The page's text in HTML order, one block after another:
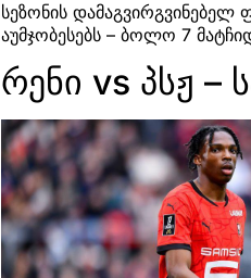
სეზონის დამაგვირგვინებელ
აუმჯობესებს – ბოლო 7
რენი vs პსჟ –